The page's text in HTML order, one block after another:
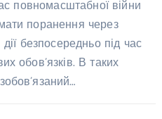
повномасштабної війни
поранення через
безпосередньо під час
обов’язків. В таких